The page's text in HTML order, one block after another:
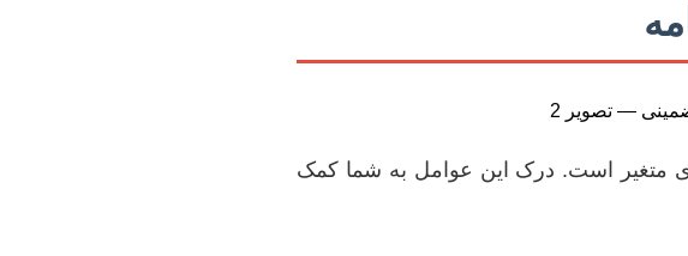
متغیر است. درک این عوامل به شما کمک